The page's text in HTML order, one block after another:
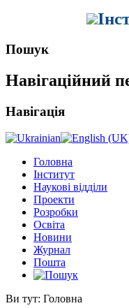
Пошук
Навігаційний
Навігація
Головна
Інститут
Наукові відділи
Проекти
Розробки
Освіта
Новини
Журнал
Пошта
Ви тут: Головна